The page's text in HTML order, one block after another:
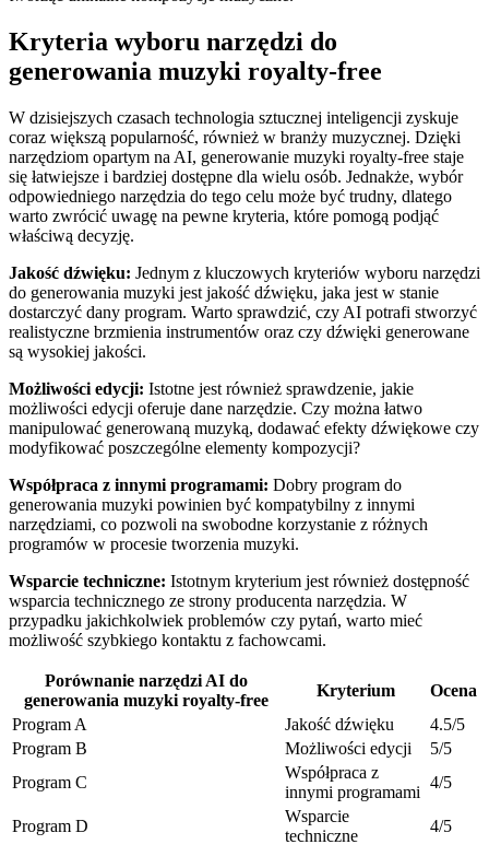
Kryteria wyboru narzędzi do
generowania muzyki royalty-free
W dzisiejszych czasach technologia sztucznej inteligencji zyskuje
coraz większą popularność, również w branży muzycznej. Dzięki
narzędziom opartym na AI, generowanie muzyki royalty-free staje
się łatwiejsze i bardziej dostępne dla wielu osób. Jednakże, wybór
odpowiedniego narzędzia do tego celu może być trudny, dlatego
warto zwrócić uwagę na pewne kryteria, które pomogą podjąć
właściwą decyzję.
Jakość dźwięku: Jednym z kluczowych kryteriów wyboru narzędzi
do generowania muzyki jest jakość dźwięku, jaka jest w stanie
dostarczyć dany program. Warto sprawdzić, czy AI potrafi stworzyć
realistyczne brzmienia instrumentów oraz czy dźwięki generowane
są wysokiej jakości.
Możliwości edycji: Istotne jest również sprawdzenie, jakie
możliwości edycji oferuje dane narzędzie. Czy można łatwo
manipulować generowaną muzyką, dodawać efekty dźwiękowe czy
modyfikować poszczególne elementy kompozycji?
Współpraca z innymi programami: Dobry program do
generowania muzyki powinien być kompatybilny z innymi
narzędziami, co pozwoli na swobodne korzystanie z różnych
programów w procesie tworzenia muzyki.
Wsparcie techniczne: Istotnym kryterium jest również dostępność
wsparcia technicznego ze strony producenta narzędzia. W
przypadku jakichkolwiek problemów czy pytań, warto mieć
możliwość szybkiego kontaktu z fachowcami.
Porównanie narzędzi AI do
generowania muzyki royalty-free
Kryterium
Ocena
Program A
Jakość dźwięku
4.5/5
Program B
Możliwości edycji
5/5
Program C
Współpraca z
innymi programami
4/5
Program D
Wsparcie
techniczne
4/5